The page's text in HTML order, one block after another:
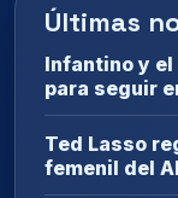
Últimas
Infantino y
para seguir
Ted Lasso
femenil del